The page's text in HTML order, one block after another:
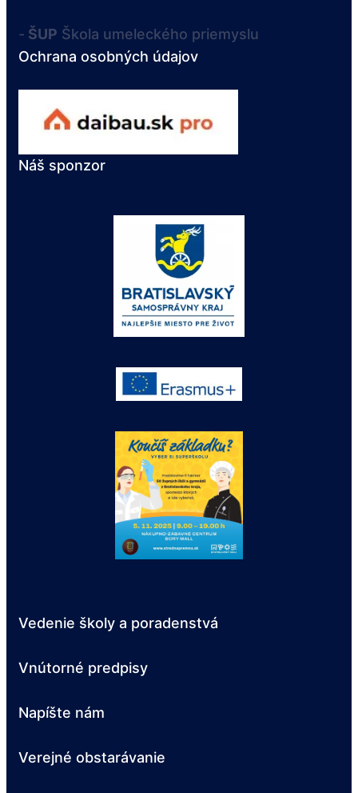
- ŠUP Škola umeleckého priemyslu
Ochrana osobných údajov
Náš sponzor
Vedenie školy a poradenstvá
Vnútorné predpisy
Napíšte nám
Verejné obstarávanie